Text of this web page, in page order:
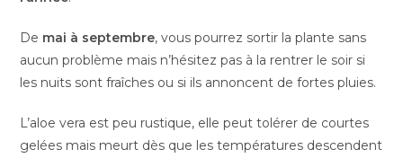
De mai à septembre, vous pourrez sortir la plante sans
aucun problème mais n’hésitez pas à la rentrer le soir si
les nuits sont fraîches ou si ils annoncent de fortes pluies.
L’aloe vera est peu rustique, elle peut tolérer de courtes
gelées mais meurt dès que les températures descendent